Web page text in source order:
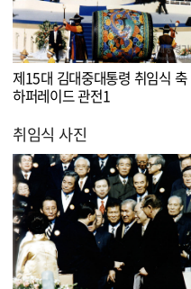
제15대 김대중대통령 취임식 축
하퍼레이드 관전1
취임식 사진